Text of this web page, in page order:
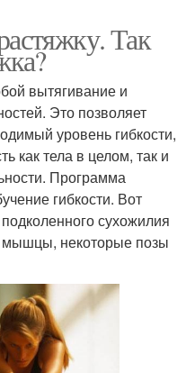
Так
вытягивание и
Это позволяет
уровень гибкости,
как тела в целом, так и
Программа
гибкости. Вот
сухожилия
мышцы, некоторые позы